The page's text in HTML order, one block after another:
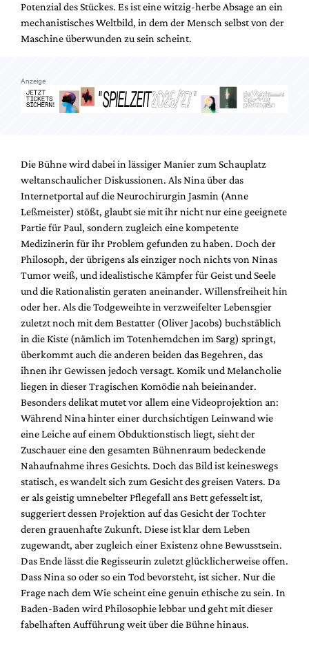
Potenzial des Stückes. Es ist eine witzig-herbe Absage an ein
mechanistisches Weltbild, in dem der Mensch selbst von der
Maschine überwunden zu sein scheint.
Anzeige
Die Bühne wird dabei in lässiger Manier zum Schauplatz
weltanschaulicher Diskussionen. Als Nina über das
Internetportal auf die Neurochirurgin Jasmin (Anne
Leßmeister) stößt, glaubt sie mit ihr nicht nur eine geeignete
Partie für Paul, sondern zugleich eine kompetente
Medizinerin für ihr Problem gefunden zu haben. Doch der
Philosoph, der übrigens als einziger noch nichts von Ninas
Tumor weiß, und idealistische Kämpfer für Geist und Seele
und die Rationalistin geraten aneinander. Willensfreiheit hin
oder her. Als die Todgeweihte in verzweifelter Lebensgier
zuletzt noch mit dem Bestatter (Oliver Jacobs) buchstäblich
in die Kiste (nämlich im Totenhemdchen im Sarg) springt,
überkommt auch die anderen beiden das Begehren, das
ihnen ihr Gewissen jedoch versagt. Komik und Melancholie
liegen in dieser Tragischen Komödie nah beieinander.
Besonders delikat mutet vor allem eine Videoprojektion an:
Während Nina hinter einer durchsichtigen Leinwand wie
eine Leiche auf einem Obduktionstisch liegt, sieht der
Zuschauer eine den gesamten Bühnenraum bedeckende
Nahaufnahme ihres Gesichts. Doch das Bild ist keineswegs
statisch, es wandelt sich zum Gesicht des greisen Vaters. Da
er als geistig umnebelter Pflegefall ans Bett gefesselt ist,
suggeriert dessen Projektion auf das Gesicht der Tochter
deren grauenhafte Zukunft. Diese ist klar dem Leben
zugewandt, aber zugleich einer Existenz ohne Bewusstsein.
Das Ende lässt die Regisseurin zuletzt glücklicherweise offen.
Dass Nina so oder so ein Tod bevorsteht, ist sicher. Nur die
Frage nach dem Wie scheint eine genuin ethische zu sein. In
Baden-Baden wird Philosophie lebbar und geht mit dieser
fabelhaften Aufführung weit über die Bühne hinaus.